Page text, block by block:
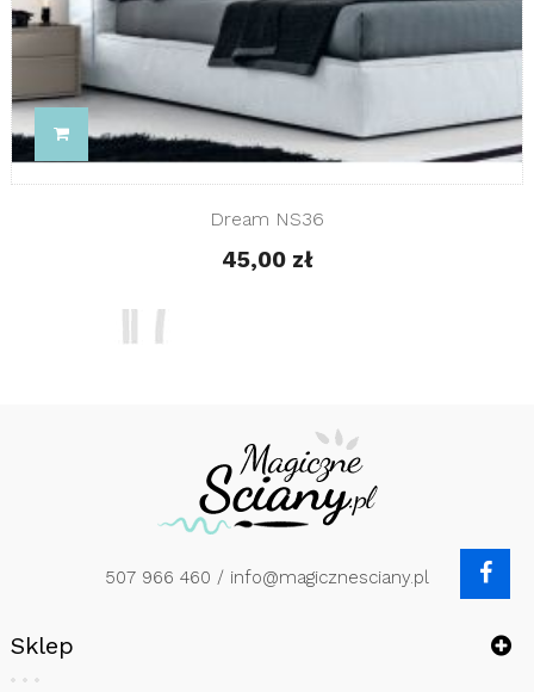
Dream NS36
45,00 zł
507 966 460 / info@magicznesciany.pl
Sklep